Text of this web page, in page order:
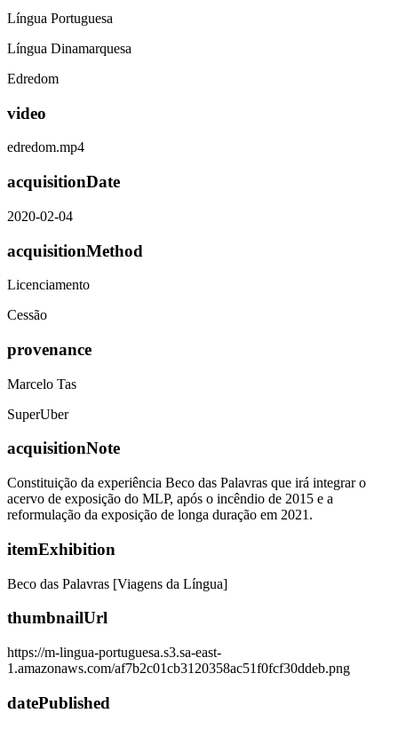
Língua Portuguesa
Língua Dinamarquesa
Edredom
video
edredom.mp4
acquisitionDate
2020-02-04
acquisitionMethod
Licenciamento
Cessão
provenance
Marcelo Tas
SuperUber
acquisitionNote
Constituição da experiência Beco das Palavras que irá integrar o
acervo de exposição do MLP, após o incêndio de 2015 e a
reformulação da exposição de longa duração em 2021.
itemExhibition
Beco das Palavras [Viagens da Língua]
thumbnailUrl
https://m-lingua-portuguesa.s3.sa-east-
1.amazonaws.com/af7b2c01cb3120358ac51f0fcf30ddeb.png
datePublished